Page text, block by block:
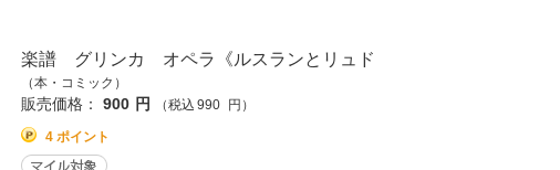
楽譜 グリンカ オペラ《ルスランとリュド
（本・コミック）
販売価格： 900 円 （税込 990 円 ）
4 ポイント